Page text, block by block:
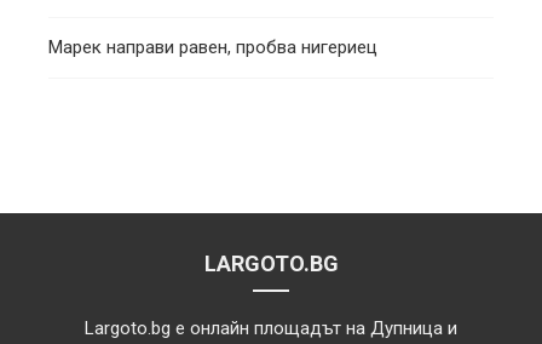
Марек направи равен, пробва нигериец
LARGOTO.BG
Largoto.bg е онлайн площадът на Дупница и